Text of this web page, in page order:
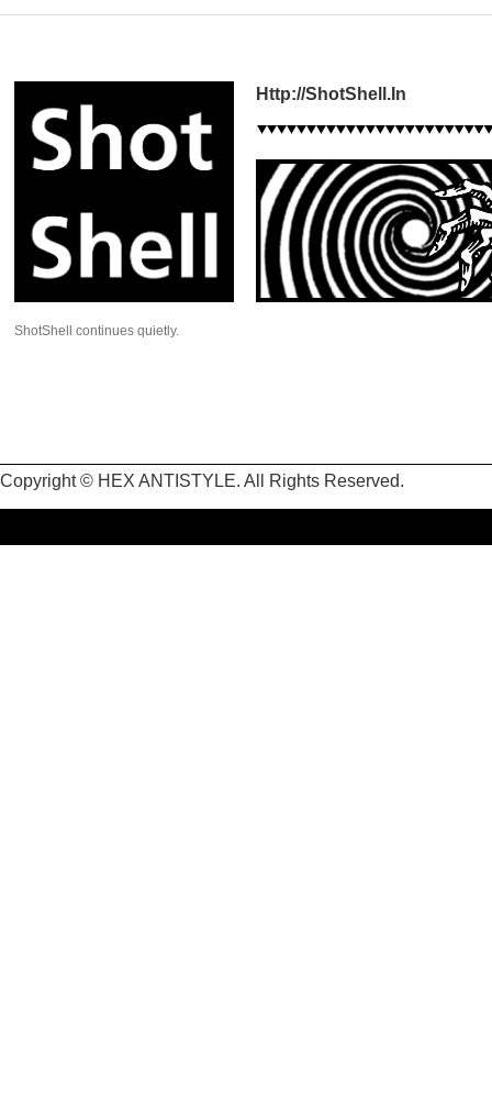
Http://ShotShell.In
ShotShell continues quietly.
Copyright © HEX ANTISTYLE. All Rights Reserved.